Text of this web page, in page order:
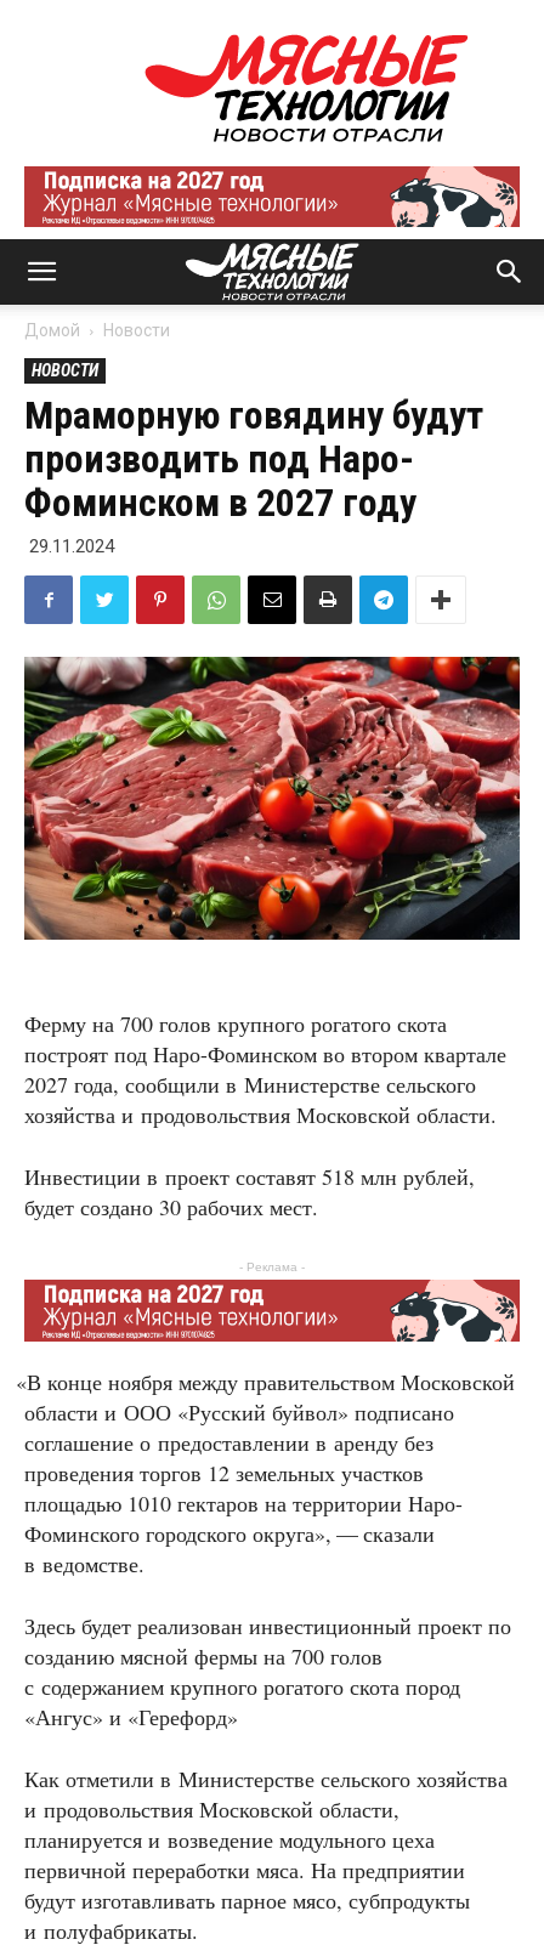
Мясные
технологии
|
Новости
отрасли
Домой Новости
НОВОСТИ
Мраморную говядину будут
производить под Наро-
Фоминском в 2027 году
29.11.2024
Ферму на 700 голов крупного рогатого скота
построят под Наро-Фоминском во втором квартале
2027 года, сообщили в Министерстве сельского
хозяйства и продовольствия Московской области.
Инвестиции в проект составят 518 млн рублей,
будет создано 30 рабочих мест.
- Реклама -
«В конце ноября между правительством Московской
области и ООО «Русский буйвол» подписано
соглашение о предоставлении в аренду без
проведения торгов 12 земельных участков
площадью 1010 гектаров на территории Наро-
Фоминского городского округа», — сказали
в ведомстве.
Здесь будет реализован инвестиционный проект по
созданию мясной фермы на 700 голов
с содержанием крупного рогатого скота пород
«Ангус» и «Герефорд»
Как отметили в Министерстве сельского хозяйства
и продовольствия Московской области,
планируется и возведение модульного цеха
первичной переработки мяса. На предприятии
будут изготавливать парное мясо, субпродукты
и полуфабрикаты.